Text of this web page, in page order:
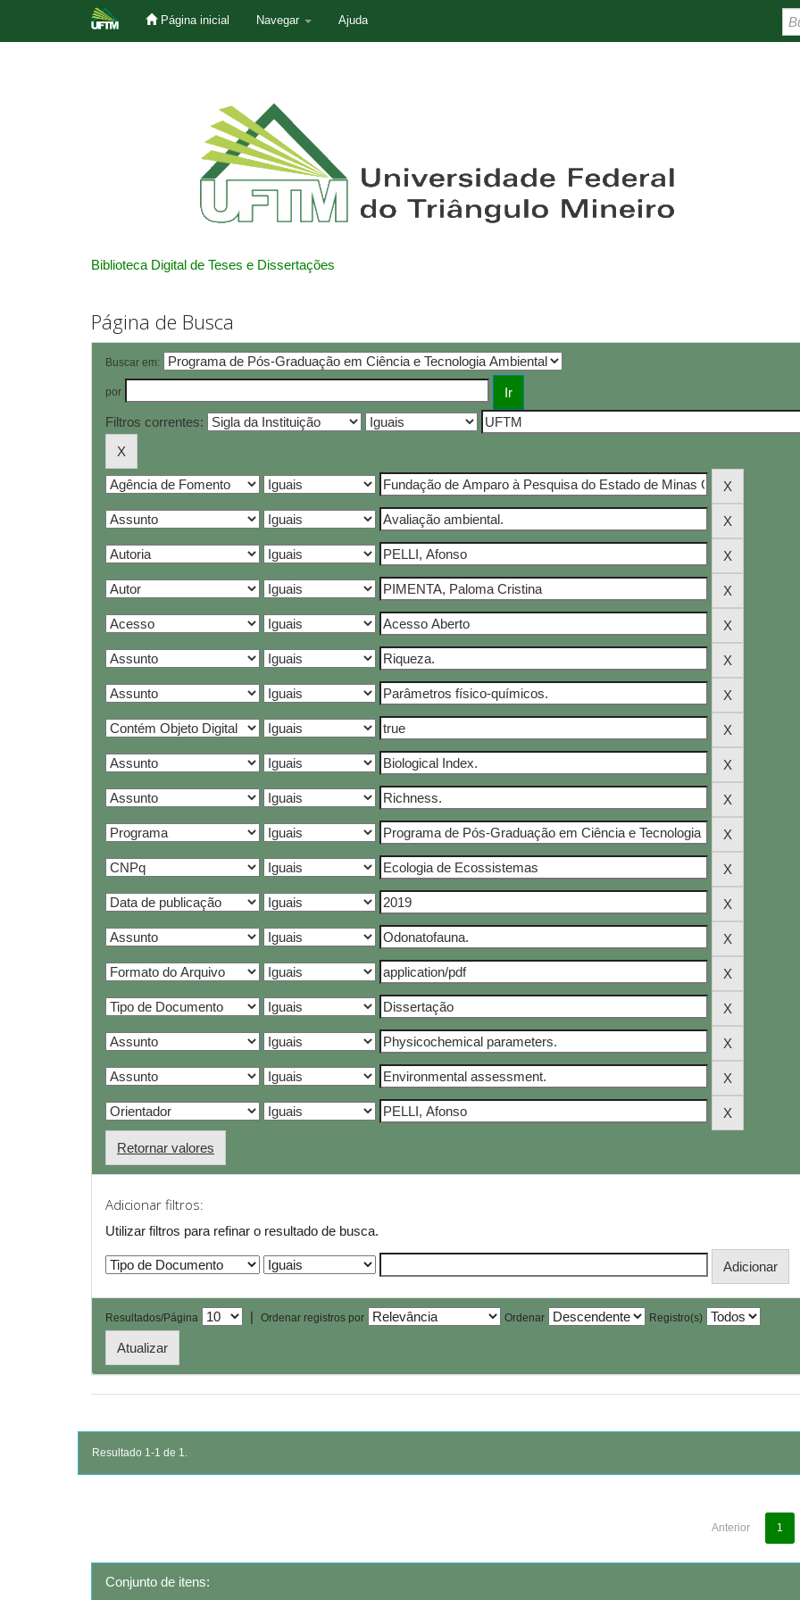
Página inicial Navegar Ajuda
Biblioteca Digital de Teses e Dissertações
Página de Busca
Buscar em:
por
Filtros correntes:
Retornar valores
Adicionar filtros:
Utilizar filtros para refinar o resultado de busca.
Resultados/Página | Ordenar registros por Ordenar Registro(s)
Resultado 1-1 de 1.
Anterior 1
Conjunto de itens: